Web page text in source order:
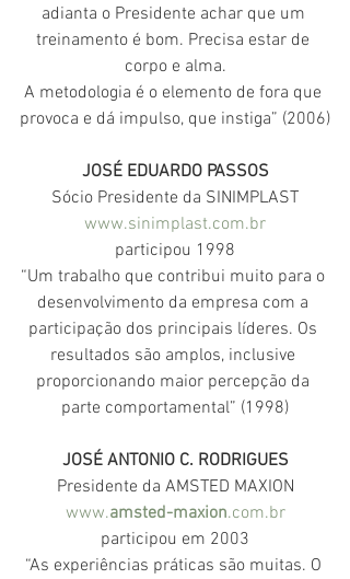
adianta o Presidente achar que um
treinamento é bom. Precisa estar de
corpo e alma.
A metodologia é o elemento de fora que
provoca e dá impulso, que instiga” (2006)
JOSÉ EDUARDO PASSOS
Sócio Presidente da SINIMPLAST
www.sinimplast.com.br
participou 1998
“Um trabalho que contribui muito para o
desenvolvimento da empresa com a
participação dos principais líderes. Os
resultados são amplos, inclusive
proporcionando maior percepção da
parte comportamental” (1998)
JOSÉ ANTONIO C. RODRIGUES
Presidente da AMSTED MAXION
www.amsted-maxion.com.br
participou em 2003
“As experiências práticas são muitas. O